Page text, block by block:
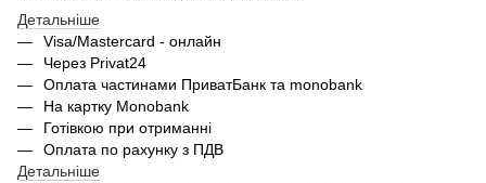
Детальніше
Visa/Mastercard - онлайн
Через Privat24
Оплата частинами ПриватБанк та monobank
На картку Monobank
Готівкою при отриманні
Оплата по рахунку з ПДВ
Детальніше